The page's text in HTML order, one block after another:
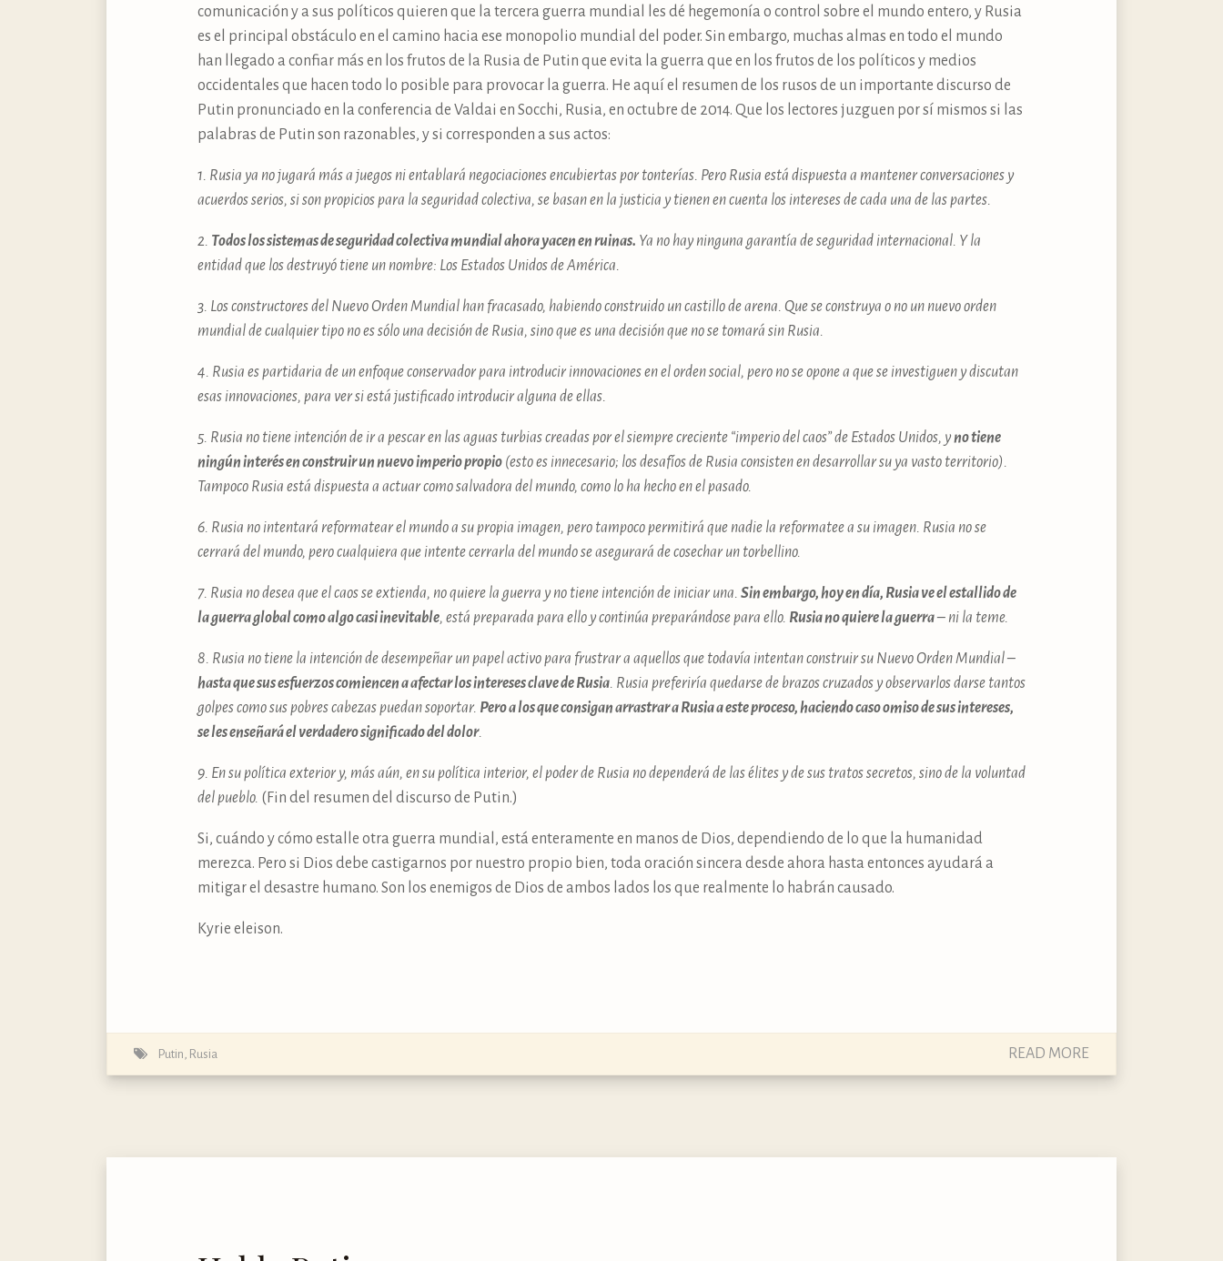
comunicación y a sus políticos quieren que la tercera guerra mundial les dé hegemonía o control sobre el mundo entero, y Rusia
es el principal obstáculo en el camino hacia ese monopolio mundial del poder. Sin embargo, muchas almas en todo el mundo
han llegado a confiar más en los frutos de la Rusia de Putin que evita la guerra que en los frutos de los políticos y medios
occidentales que hacen todo lo posible para provocar la guerra. He aquí el resumen de los rusos de un importante discurso de
Putin pronunciado en la conferencia de Valdai en Socchi, Rusia, en octubre de 2014. Que los lectores juzguen por sí mismos si las
palabras de Putin son razonables, y si corresponden a sus actos:
1. Rusia ya no jugará más a juegos ni entablará negociaciones encubiertas por tonterías. Pero Rusia está dispuesta a mantener conversaciones y
acuerdos serios, si son propicios para la seguridad colectiva, se basan en la justicia y tienen en cuenta los intereses de cada una de las partes.
2. Todos los sistemas de seguridad colectiva mundial ahora yacen en ruinas. Ya no hay ninguna garantía de seguridad internacional. Y la
entidad que los destruyó tiene un nombre: Los Estados Unidos de América.
3. Los constructores del Nuevo Orden Mundial han fracasado, habiendo construido un castillo de arena. Que se construya o no un nuevo orden
mundial de cualquier tipo no es sólo una decisión de Rusia, sino que es una decisión que no se tomará sin Rusia.
4. Rusia es partidaria de un enfoque conservador para introducir innovaciones en el orden social, pero no se opone a que se investiguen y discutan
esas innovaciones, para ver si está justificado introducir alguna de ellas.
5. Rusia no tiene intención de ir a pescar en las aguas turbias creadas por el siempre creciente “imperio del caos” de Estados Unidos, yno tiene
ningún interés en construir un nuevo imperio propio (esto es innecesario; los desafíos de Rusia consisten en desarrollar su ya vasto territorio).
Tampoco Rusia está dispuesta a actuar como salvadora del mundo, como lo ha hecho en el pasado.
6. Rusia no intentará reformatear el mundo a su propia imagen, pero tampoco permitirá que nadie la reformatee a su imagen. Rusia no se
cerrará del mundo, pero cualquiera que intente cerrarla del mundo se asegurará de cosechar un torbellino.
7. Rusia no desea que el caos se extienda, no quiere la guerra y no tiene intención de iniciar una. Sin embargo, hoy en día, Rusia ve el estallido de
la guerra global como algo casi inevitable, está preparada para ello y continúa preparándose para ello. Rusia no quiere la guerra– ni la teme.
8. Rusia no tiene la intención de desempeñar un papel activo para frustrar a aquellos que todavía intentan construir su Nuevo Orden Mundial –
hasta que sus esfuerzos comiencen a afectar los intereses clave de Rusia. Rusia preferiría quedarse de brazos cruzados y observarlos darse tantos
golpes como sus pobres cabezas puedan soportar. Pero a los que consigan arrastrar a Rusia a este proceso, haciendo caso omiso de sus intereses,
se les enseñará el verdadero significado del dolor.
9. En su política exterior y, más aún, en su política interior, el poder de Rusia no dependerá de las élites y de sus tratos secretos, sino de la voluntad
del pueblo. (Fin del resumen del discurso de Putin.)
Si, cuándo y cómo estalle otra guerra mundial, está enteramente en manos de Dios, dependiendo de lo que la humanidad
merezca. Pero si Dios debe castigarnos por nuestro propio bien, toda oración sincera desde ahora hasta entonces ayudará a
mitigar el desastre humano. Son los enemigos de Dios de ambos lados los que realmente lo habrán causado.
Kyrie eleison.
Putin, Rusia READ MORE